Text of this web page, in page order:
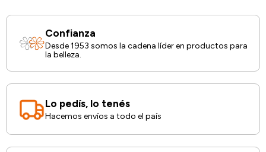
Confianza
Desde 1953 somos la cadena líder en productos para
la belleza.
Lo pedís, lo tenés
Hacemos envíos a todo el país